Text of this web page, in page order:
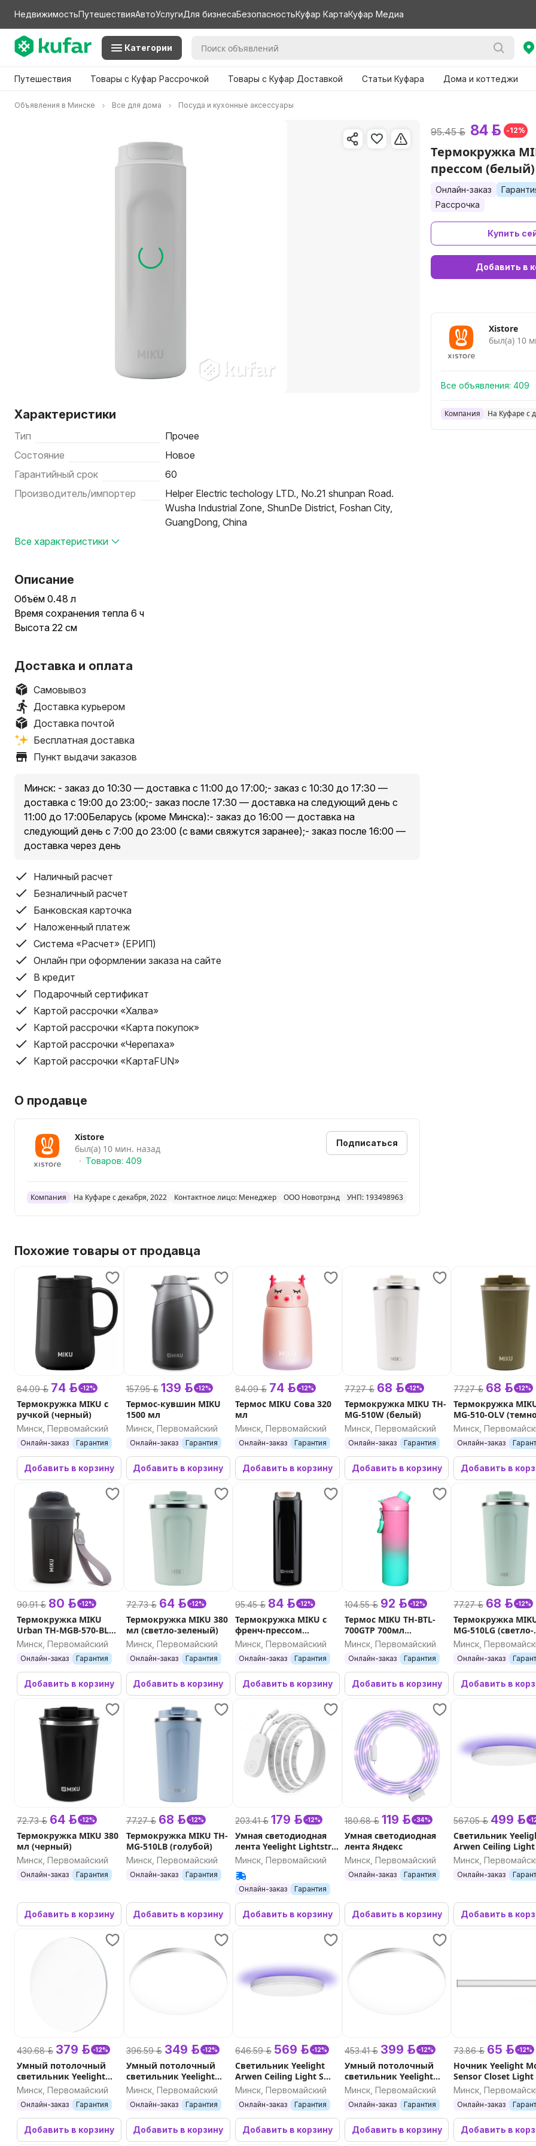
НедвижимостьПутешествияАвтоУслугиДля бизнесаБезопасностьКуфар КартаКуфар Медиа
Категории
Путешествия Товары с Куфар Рассрочкой Товары с Куфар Доставкой Статьи Куфара Дома и коттеджи
Объявления в Минске Все для дома Посуда и кухонные аксессуары
Характеристики
Тип
Прочее
Состояние
Новое
Гарантийный срок
60
Производитель/импортер
Helper Electric techology LTD., No.21 shunpan Road.
Wusha Industrial Zone, ShunDe District, Foshan City,
GuangDong, China
Все характеристики
Описание
Объём 0.48 л
Время сохранения тепла 6 ч
Высота 22 см
Доставка и оплата
Самовывоз
Доставка курьером
Доставка почтой
Бесплатная доставка
Пункт выдачи заказов
Минск: - заказ до 10:30 — доставка с 11:00 до 17:00;- заказ с 10:30 до 17:30 —
доставка с 19:00 до 23:00;- заказ после 17:30 — доставка на следующий день с
11:00 до 17:00Беларусь (кроме Минска):- заказ до 16:00 — доставка на
следующий день с 7:00 до 23:00 (с вами свяжутся заранее);- заказ после 16:00 —
доставка через день
Наличный расчет
Безналичный расчет
Банковская карточка
Наложенный платеж
Система «Расчет» (ЕРИП)
Онлайн при оформлении заказа на сайте
В кредит
Подарочный сертификат
Картой рассрочки «Халва»
Картой рассрочки «Карта покупок»
Картой рассрочки «Черепаха»
Картой рассрочки «КартаFUN»
О продавце
Xistore
был(а) 10 мин. назад
Товаров: 409
Подписаться
Компания На Куфаре с декабря, 2022 Контактное лицо: Менеджер ООО Новотрэнд УНП: 193498963
Похожие товары от продавца
84.09 р. 74 р. -12%
Термокружка MIKU с
ручкой (черный)
Минск, Первомайский
Онлайн-заказ Гарантия
Добавить в корзину
157.95 р. 139 р. -12%
Термос-кувшин MIKU
1500 мл
Минск, Первомайский
Онлайн-заказ Гарантия
Добавить в корзину
84.09 р. 74 р. -12%
Термос MIKU Сова 320
мл
Минск, Первомайский
Онлайн-заказ Гарантия
Добавить в корзину
77.27 р. 68 р. -12%
Термокружка MIKU TH-
MG-510W (белый)
Минск, Первомайский
Онлайн-заказ Гарантия
Добавить в корзину
77.27 р. 68 р. -12%
Термокружка
MG-510-OLV
зеленый)
Минск,
Онлайн-заказ
Добавить в
90.91 р. 80 р. -12%
Термокружка MIKU
Urban TH-MGB-570-BLK
570мл (черный)
Минск, Первомайский
Онлайн-заказ Гарантия
Добавить в корзину
72.73 р. 64 р. -12%
Термокружка MIKU 380
мл (светло-зеленый)
Минск, Первомайский
Онлайн-заказ Гарантия
Добавить в корзину
95.45 р. 84 р. -12%
Термокружка MIKU с
френч-прессом
(черный)
Минск, Первомайский
Онлайн-заказ Гарантия
Добавить в корзину
104.55 р. 92 р. -12%
Термос MIKU TH-BTL-
700GTP 700мл
(бирюзовый, розовый)
Минск, Первомайский
Онлайн-заказ Гарантия
Добавить в корзину
77.27 р. 68 р. -12%
Термокружка
MG-510LG (светло-
зеленый)
Минск,
Онлайн-заказ
Добавить в
72.73 р. 64 р. -12%
Термокружка MIKU 380
мл (черный)
Минск, Первомайский
Онлайн-заказ Гарантия
Добавить в корзину
77.27 р. 68 р. -12%
Термокружка MIKU TH-
MG-510LB (голубой)
Минск, Первомайский
Онлайн-заказ Гарантия
Добавить в корзину
203.41 р. 179 р. -12%
Умная светодиодная
лента Yeelight Lightstrip
Pro
Минск, Первомайский
Онлайн-заказ Гарантия
Добавить в корзину
180.68 р. 119 р. -34%
Умная светодиодная
лента Яндекс
Минск, Первомайский
Онлайн-заказ Гарантия
Добавить в корзину
567.05 р. 499 р. -
Светильник
Arwen Ceiling Light
серия 450S
Минск,
Онлайн-заказ
Добавить в
430.68 р. 379 р. -12%
Умный потолочный
светильник Yeelight
Defender Ceiling Light
Минск, Первомайский
Онлайн-заказ Гарантия
Добавить в корзину
396.59 р. 349 р. -12%
Умный потолочный
светильник Yeelight
Line Ceiling Light C400
Минск, Первомайский
Онлайн-заказ Гарантия
Добавить в корзину
646.59 р. 569 р. -12%
Светильник Yeelight
Arwen Ceiling Light S
серия 550S
Минск, Первомайский
Онлайн-заказ Гарантия
Добавить в корзину
453.41 р. 399 р. -12%
Умный потолочный
светильник Yeelight
Line Ceiling Light C480
Минск, Первомайский
Онлайн-заказ Гарантия
Добавить в корзину
73.86 р. 65 р. -12%
Ночник Yeelight
Sensor Closet Light
(Серебро)
Минск,
Онлайн-заказ
Добавить в
95.45 р. 84 р. -12%
Термокружка
прессом (белый)
Онлайн-заказ
Рассрочка
Купить
Добавить в
Xistore
был(а) 10
Все объявления: 409
Компания На Куфаре с